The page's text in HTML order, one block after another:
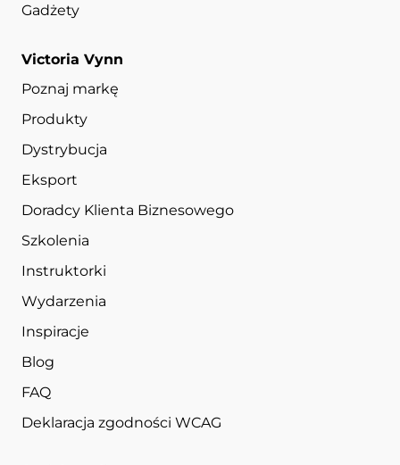
Gadżety
Victoria Vynn
Poznaj markę
Produkty
Dystrybucja
Eksport
Doradcy Klienta Biznesowego
Szkolenia
Instruktorki
Wydarzenia
Inspiracje
Blog
FAQ
Deklaracja zgodności WCAG